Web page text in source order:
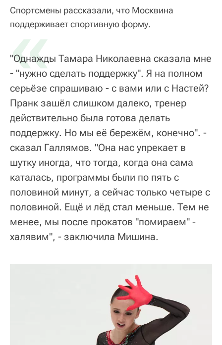
Спортсмены рассказали, что Москвина
поддерживает спортивную форму.
«
"Однажды Тамара Николаевна сказала мне
- "нужно сделать поддержку". Я на полном
серьёзе спрашиваю - с вами или с Настей?
Пранк зашёл слишком далеко, тренер
действительно была готова делать
поддержку. Но мы её бережём, конечно". -
сказал Галлямов. "Она нас упрекает в
шутку иногда, что тогда, когда она сама
каталась, программы были по пять с
половиной минут, а сейчас только четыре с
половиной. Ещё и лёд стал меньше. Тем не
менее, мы после прокатов "помираем" -
халявим", - заключила Мишина.